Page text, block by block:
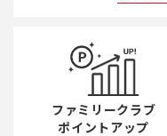
ファミリークラブ
ポイントアップ